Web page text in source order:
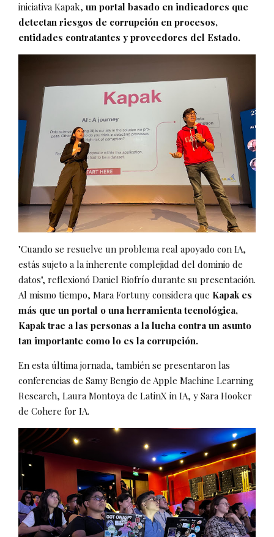
iniciativa Kapak, un portal basado en indicadores que
detectan riesgos de corrupción en procesos,
entidades contratantes y proveedores del Estado.
"Cuando se resuelve un problema real apoyado con IA,
estás sujeto a la inherente complejidad del dominio de
datos", reflexionó Daniel Riofrío durante su presentación.
Al mismo tiempo, Mara Fortuny considera que Kapak es
más que un portal o una herramienta tecnológica,
Kapak trae a las personas a la lucha contra un asunto
tan importante como lo es la corrupción.
En esta última jornada, también se presentaron las
conferencias de Samy Bengio de Apple Machine Learning
Research, Laura Montoya de LatinX in IA, y Sara Hooker
de Cohere for IA.